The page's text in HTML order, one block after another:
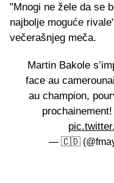
"Mnogi ne žele da se
najbolje moguće
večerašnjeg meča.
Martin Bakole
face au
au champion,
prochainement!
— 🇨🇩